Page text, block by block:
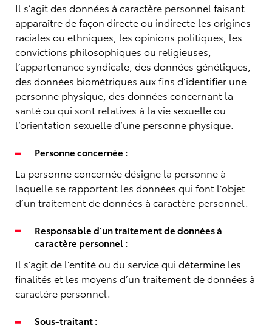
Il s’agit des données à caractère personnel faisant
apparaître de façon directe ou indirecte les origines
raciales ou ethniques, les opinions politiques, les
convictions philosophiques ou religieuses,
l’appartenance syndicale, des données génétiques,
des données biométriques aux fins d’identifier une
personne physique, des données concernant la
santé ou qui sont relatives à la vie sexuelle ou
l’orientation sexuelle d’une personne physique.
Personne concernée :
La personne concernée désigne la personne à
laquelle se rapportent les données qui font l’objet
d’un traitement de données à caractère personnel.
Responsable d’un traitement de données à
caractère personnel :
Il s’agit de l’entité ou du service qui détermine les
finalités et les moyens d’un traitement de données à
caractère personnel.
Sous-traitant :